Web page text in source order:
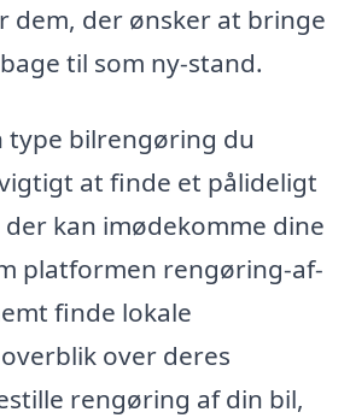
dem, der ønsker at bringe
til som ny-stand.
type bilrengøring du
at finde et pålideligt
kan imødekomme dine
platformen rengøring-af-
finde lokale
over deres
rengøring af din bil,